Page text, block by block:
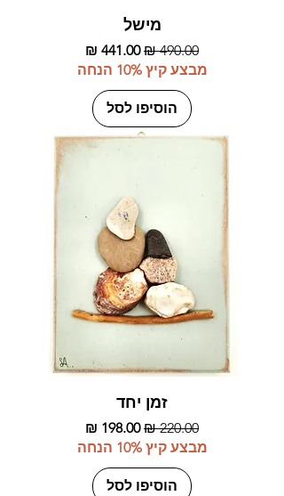
מישל
מחיר רגילמחיר מבצע
מבצע קיץ 10% הנחה
הוסיפו לסל
זמן יחד
מחיר רגילמחיר מבצע
מבצע קיץ 10% הנחה
הוסיפו לסל